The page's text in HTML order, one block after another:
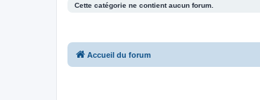
Cette catégorie ne contient aucun forum.
Accueil du forum